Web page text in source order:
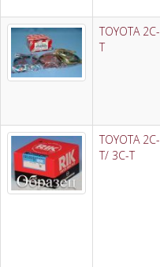
TOYOTA 2C-
T
TOYOTA 2C-
T/ 3C-T